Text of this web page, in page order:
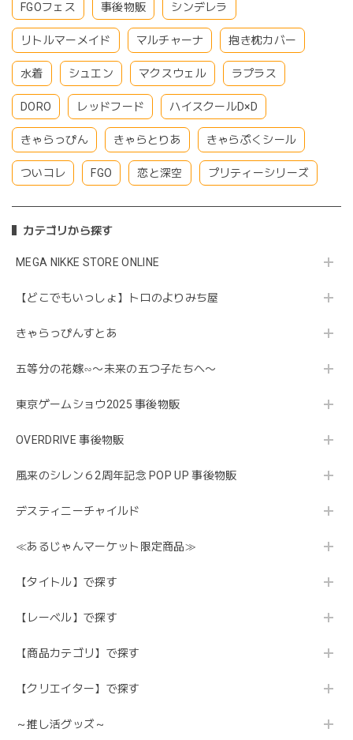
FGOフェス 事後物販 シンデレラ
リトルマーメイド マルチャーナ 抱き枕カバー
水着 シュエン マクスウェル ラプラス
DORO レッドフード ハイスクールD×D
きゃらっぴん きゃらとりあ きゃらぷくシール
ついコレ FGO 恋と深空 プリティーシリーズ
カテゴリから探す
MEGA NIKKE STORE ONLINE
【どこでもいっしょ】トロのよりみち屋
きゃらっぴんすとあ
五等分の花嫁∽〜未来の五つ子たちへ〜
東京ゲームショウ2025 事後物販
OVERDRIVE 事後物販
風来のシレン６2周年記念 POP UP 事後物販
デスティニーチャイルド
≪あるじゃんマーケット限定商品≫
【タイトル】で探す
【レーベル】で探す
【商品カテゴリ】で探す
【クリエイター】で探す
～推し活グッズ～